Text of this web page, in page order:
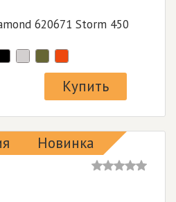
620671 Storm 450
Купить
Новинка